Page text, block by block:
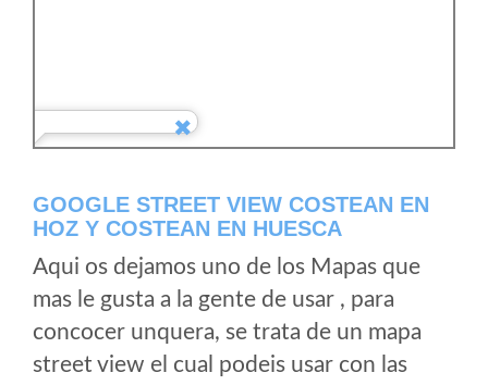
GOOGLE STREET VIEW COSTEAN EN
HOZ Y COSTEAN EN HUESCA
Aqui os dejamos uno de los Mapas que
mas le gusta a la gente de usar , para
concocer unquera, se trata de un mapa
street view el cual podeis usar con las